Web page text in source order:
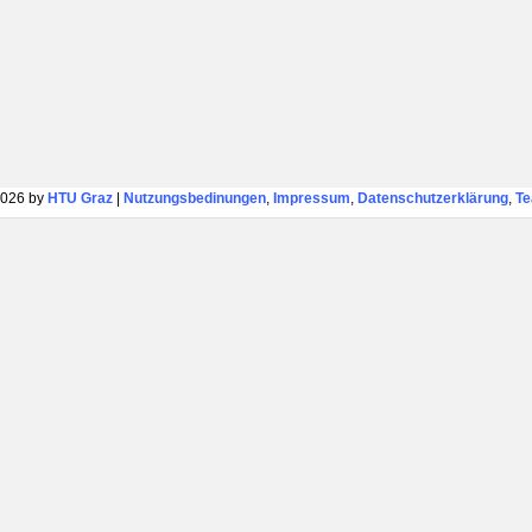
by HTU Graz| Nutzungsbedinungen, Impressum, Datenschutzerklärung,